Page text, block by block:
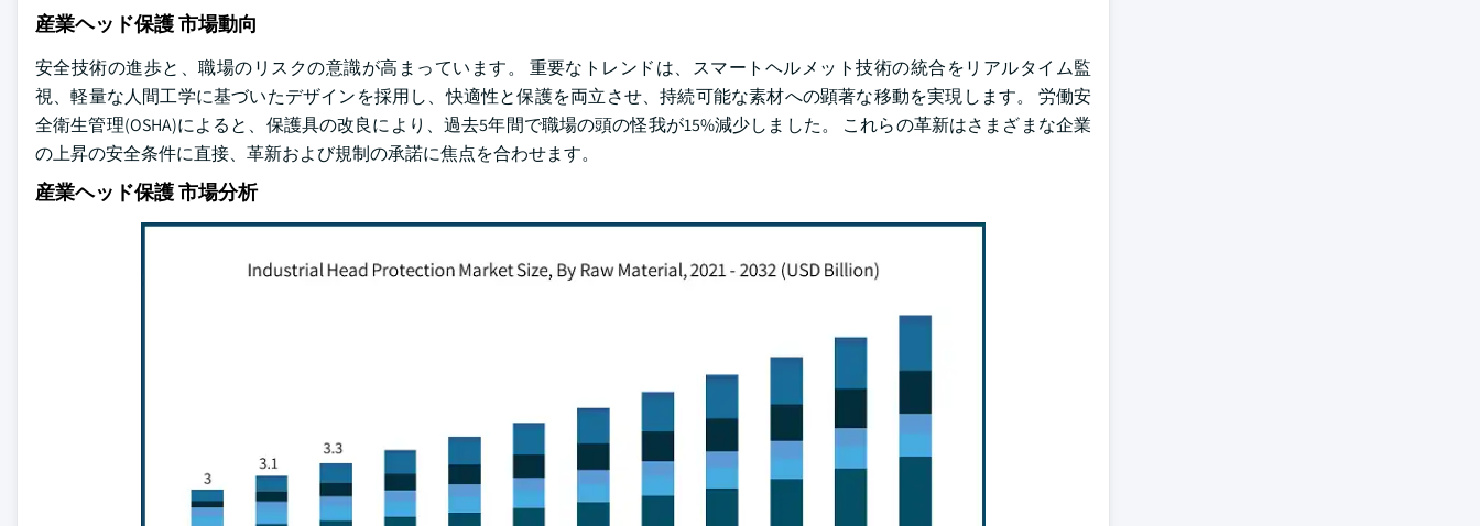
産業ヘッド保護 市場動向
安全技術の進歩と、職場のリスクの意識が高まっています。 重要なトレンドは、スマートヘルメット技術の統合をリアルタイム監
視、軽量な人間工学に基づいたデザインを採用し、快適性と保護を両立させ、持続可能な素材への顕著な移動を実現します。 労働安
全衛生管理(OSHA)によると、保護具の改良により、過去5年間で職場の頭の怪我が15%減少しました。 これらの革新はさまざまな企業
の上昇の安全条件に直接、革新および規制の承諾に焦点を合わせます。
産業ヘッド保護 市場分析